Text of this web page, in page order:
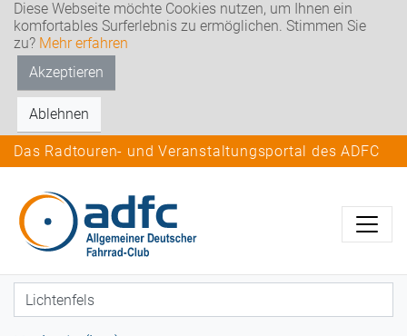
Diese Webseite möchte Cookies nutzen, um Ihnen ein
komfortables Surferlebnis zu ermöglichen. Stimmen Sie
zu? Mehr erfahren
Akzeptieren
Ablehnen
Das Radtouren- und Veranstaltungsportal des ADFC